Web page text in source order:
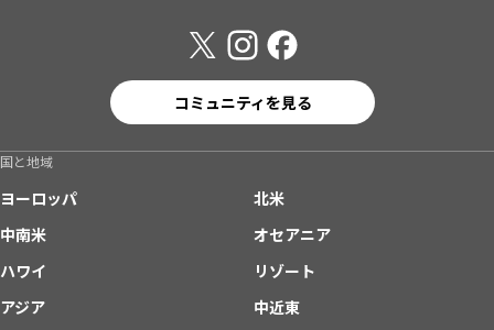
コミュニティを見る
国と地域
ヨーロッパ
北米
中南米
オセアニア
ハワイ
リゾート
アジア
中近東